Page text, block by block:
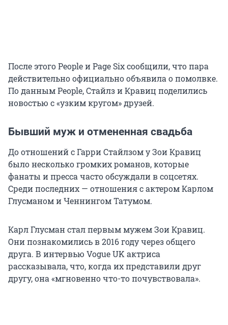
После этого People и Page Six сообщили, что пара
действительно официально объявила о помолвке.
По данным People, Стайлз и Кравиц поделились
новостью с «узким кругом» друзей.
Бывший муж и отмененная свадьба
До отношений с Гарри Стайлзом у Зои Кравиц
было несколько громких романов, которые
фанаты и пресса часто обсуждали в соцсетях.
Среди последних — отношения с актером Карлом
Глусманом и Ченнингом Татумом.
Карл Глусман стал первым мужем Зои Кравиц.
Они познакомились в 2016 году через общего
друга. В интервью Vogue UK актриса
рассказывала, что, когда их представили друг
другу, она «мгновенно что-то почувствовала».